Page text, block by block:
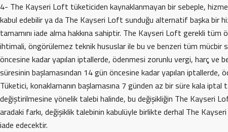
4- The Kayseri Loft tüketiciden kaynaklanmayan bir sebeple,
kabul edebilir ya da The Kayseri Loft sunduğu alternatif başka bir
tamamını iade alma hakkına sahiptir. The Kayseri Loft gerekli
ihtimali, öngörülemez teknik hususlar ile bu ve benzeri tüm mücbir
öncesine kadar yapılan iptallerde, ödenmesi zorunlu vergi, harç
süresinin başlamasından 14 gün öncesine kadar yapılan
Tüketici, konaklamanın başlamasına 7 günden az bir süre kala
değiştirilmesine yönelik talebi halinde, bu değişikliğin The Kayseri
aradaki farkı, değişiklik talebinin kabulüyle birlikte derhal The
iade edecektir.